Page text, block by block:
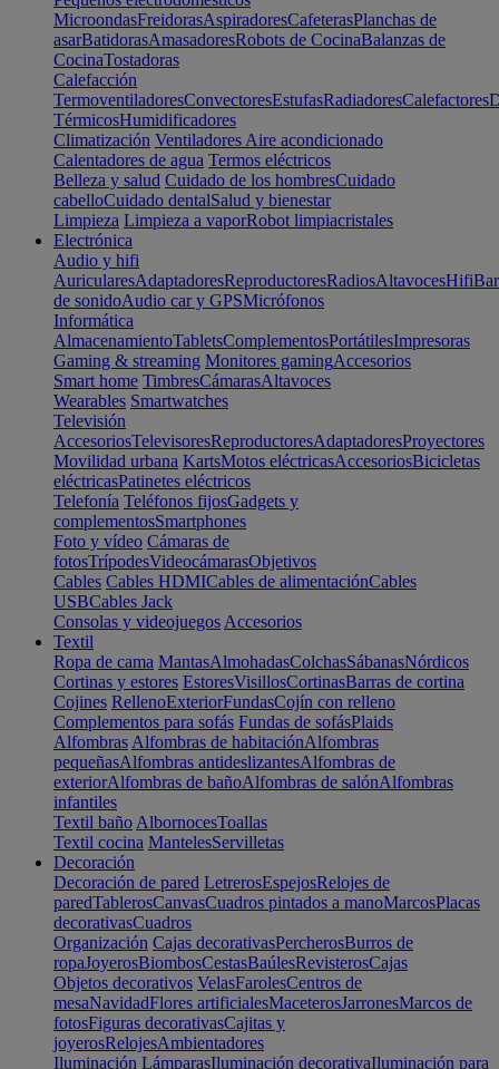
MicroondasFreidorasAspiradoresCafeterasPlanchas de
asarBatidorasAmasadoresRobots de CocinaBalanzas de
CocinaTostadoras
Calefacción
TermoventiladoresConvectoresEstufasRadiadoresCalefactores
TérmicosHumidificadores
Climatización Ventiladores Aire acondicionado
Calentadores de agua Termos eléctricos
Belleza y salud Cuidado de los hombresCuidado
cabelloCuidado dentalSalud y bienestar
Limpieza Limpieza a vaporRobot limpiacristales
Electrónica
Audio y hifi
AuricularesAdaptadoresReproductoresRadiosAltavocesHifi
de sonidoAudio car y GPSMicrófonos
Informática
AlmacenamientoTabletsComplementosPortátilesImpresoras
Gaming & streaming Monitores gamingAccesorios
Smart home TimbresCámarasAltavoces
Wearables Smartwatches
Televisión
AccesoriosTelevisoresReproductoresAdaptadoresProyectores
Movilidad urbana KartsMotos eléctricasAccesoriosBicicletas
eléctricasPatinetes eléctricos
Telefonía Teléfonos fijosGadgets y
complementosSmartphones
Foto y vídeo Cámaras de
fotosTrípodesVideocámarasObjetivos
Cables Cables HDMICables de alimentaciónCables
USBCables Jack
Consolas y videojuegos Accesorios
Textil
Ropa de cama MantasAlmohadasColchasSábanasNórdicos
Cortinas y estores EstoresVisillosCortinasBarras de cortina
Cojines RellenoExteriorFundasCojín con relleno
Complementos para sofás Fundas de sofásPlaids
Alfombras Alfombras de habitaciónAlfombras
pequeñasAlfombras antideslizantesAlfombras de
exteriorAlfombras de bañoAlfombras de salónAlfombras
infantiles
Textil baño AlbornocesToallas
Textil cocina MantelesServilletas
Decoración
Decoración de pared LetrerosEspejosRelojes de
paredTablerosCanvasCuadros pintados a manoMarcosPlacas
decorativasCuadros
Organización Cajas decorativasPercherosBurros de
ropaJoyerosBiombosCestasBaúlesRevisterosCajas
Objetos decorativos VelasFarolesCentros de
mesaNavidadFlores artificialesMaceterosJarronesMarcos de
fotosFiguras decorativasCajitas y
joyerosRelojesAmbientadores
Iluminación LámparasIluminación decorativaIluminación para